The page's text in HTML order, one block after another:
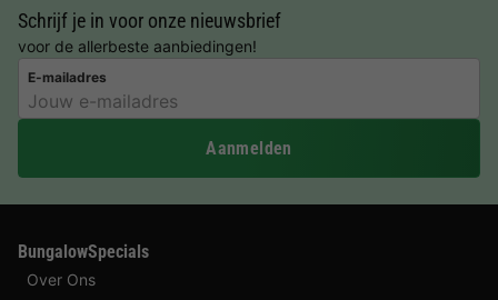
Schrijf je in voor onze nieuwsbrief
voor de allerbeste aanbiedingen!
E-mailadres
Aanmelden
BungalowSpecials
Over Ons